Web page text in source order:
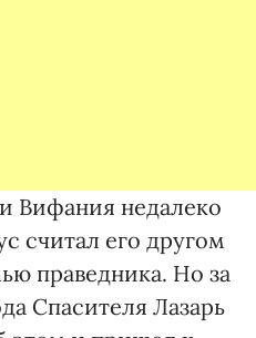
Вифания недалеко
считал его другом
праведника. Но за
Спасителя Лазарь